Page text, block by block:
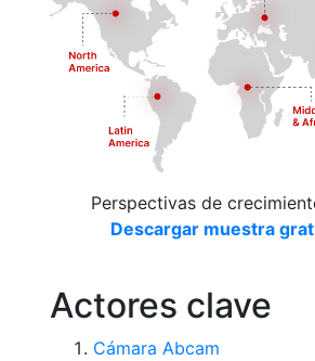
Perspectivas de
Descargar muestra
Actores clave
Cámara Abcam